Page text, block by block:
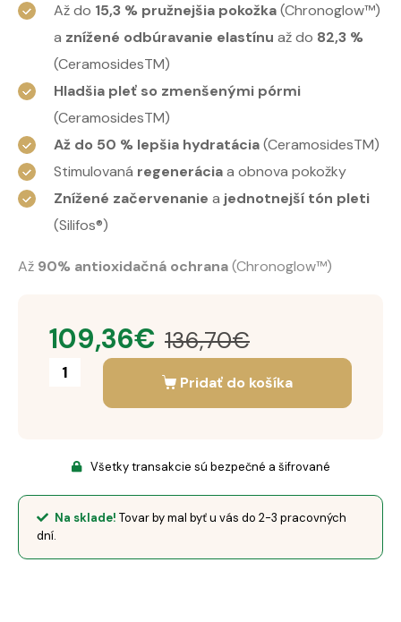
Až do 15,3 % pružnejšia pokožka(Chronoglow™)
a znížené odbúravanie elastínu až do 82,3 %
(CeramosidesTM)
Hladšia pleť so zmenšenými pórmi
(CeramosidesTM)
Až do 50 % lepšia hydratácia(CeramosidesTM)
Stimulovaná regeneráciaa obnova pokožky
Znížené začervenanie a jednotnejší tón pleti
(Silifos®)
Až 90% antioxidačná ochrana(Chronoglow™)
136,70€
109,36€
Pridať do košíka
Všetky transakcie sú bezpečné a šifrované
Na sklade! Tovar by mal byť u vás do 2-3 pracovných
dní.